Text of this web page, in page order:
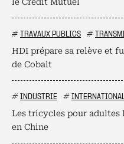
# TRAVAUX PUBLICS #
HDI prépare sa relève et
de Cobalt
# INDUSTRIE #
Les tricycles pour
en Chine